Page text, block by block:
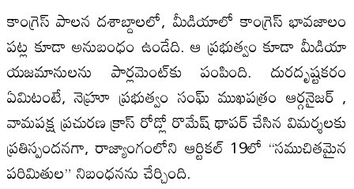
కాంగ్రెస్ పాలన దశాబ్దాలలో, మీడియాలో కాంగ్రెస్ భావజాలం
పట్ల కూడా అనుబంధం ఉండేది. ఆ ప్రభుత్వం కూడా మీడియా
యజమానులను పార్లమెంట్‌కు పంపింది. దురదృష్టకరం
ఏమిటంటే, నెహ్రూ ప్రభుత్వం సంఘ్ ముఖపత్రం ఆర్గనైజర్ ,
వామపక్ష ప్రచురణ క్రాస్ రోడ్లో రొమేష్ థాపర్ చేసిన విమర్శలకు
ప్రతిస్పందనగా, రాజ్యాంగంలోని ఆర్టికల్ 19లో “సముచితమైన
పరిమితుల” నిబంధనను చేర్చింది.